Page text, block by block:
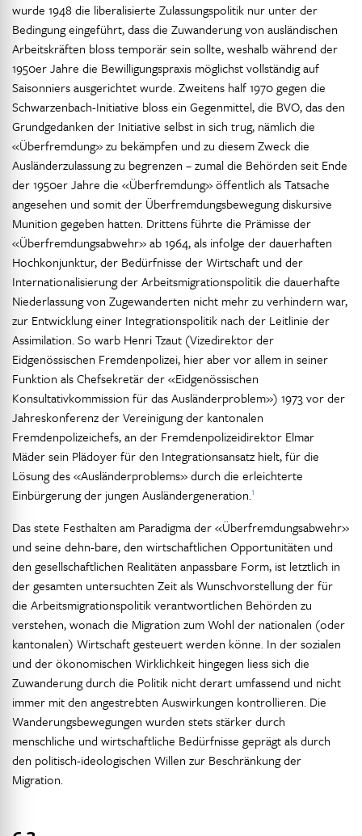
wurde 1948 die liberalisierte Zulassungspolitik nur unter der
Bedingung eingeführt, dass die Zuwanderung von ausländischen
Arbeitskräften bloss temporär sein sollte, weshalb während der
1950er Jahre die Bewilligungspraxis möglichst vollständig auf
Saisonniers ausgerichtet wurde. Zweitens half 1970 gegen die
Schwarzenbach-Initiative bloss ein Gegenmittel, die BVO, das den
Grundgedanken der Initiative selbst in sich trug, nämlich die
«Überfremdung» zu bekämpfen und zu diesem Zweck die
Ausländerzulassung zu begrenzen – zumal die Behörden seit Ende
der 1950er Jahre die «Überfremdung» öffentlich als Tatsache
angesehen und somit der Überfremdungsbewegung diskursive
Munition gegeben hatten. Drittens führte die Prämisse der
«Überfremdungsabwehr» ab 1964, als infolge der dauerhaften
Hochkonjunktur, der Bedürfnisse der Wirtschaft und der
Internationalisierung der Arbeitsmigrationspolitik die dauerhafte
Niederlassung von Zugewanderten nicht mehr zu verhindern war,
zur Entwicklung einer Integrationspolitik nach der Leitlinie der
Assimilation. So warb Henri Tzaut (Vizedirektor der
Eidgenössischen Fremdenpolizei, hier aber vor allem in seiner
Funktion als Chefsekretär der «Eidgenössischen
Konsultativkommission für das Ausländerproblem») 1973 vor der
Jahreskonferenz der Vereinigung der kantonalen
Fremdenpolizeichefs, an der Fremdenpolizeidirektor Elmar
Mäder sein Plädoyer für den Integrationsansatz hielt, für die
Lösung des «Ausländerproblems» durch die erleichterte
Einbürgerung der jungen Ausländergeneration.1
Das stete Festhalten am Paradigma der «Überfremdungsabwehr»
und seine dehn-bare, den wirtschaftlichen Opportunitäten und
den gesellschaftlichen Realitäten anpassbare Form, ist letztlich in
der gesamten untersuchten Zeit als Wunschvorstellung der für
die Arbeitsmigrationspolitik verantwortlichen Behörden zu
verstehen, wonach die Migration zum Wohl der nationalen (oder
kantonalen) Wirtschaft gesteuert werden könne. In der sozialen
und der ökonomischen Wirklichkeit hingegen liess sich die
Zuwanderung durch die Politik nicht derart umfassend und nicht
immer mit den angestrebten Auswirkungen kontrollieren. Die
Wanderungsbewegungen wurden stets stärker durch
menschliche und wirtschaftliche Bedürfnisse geprägt als durch
den politisch-ideologischen Willen zur Beschränkung der
Migration.